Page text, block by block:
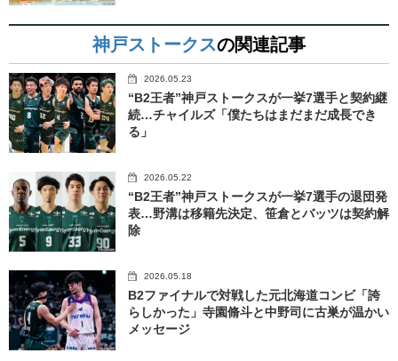
神戸ストークスの関連記事
2026.05.23
“B2王者”神戸ストークスが一挙7選手と契約継
続…チャイルズ「僕たちはまだまだ成長でき
る」
2026.05.22
“B2王者”神戸ストークスが一挙7選手の退団発
表…野溝は移籍先決定、笹倉とバッツは契約解
除
2026.05.18
B2ファイナルで対戦した元北海道コンビ「誇
らしかった」寺園脩斗と中野司に古巣が温かい
メッセージ